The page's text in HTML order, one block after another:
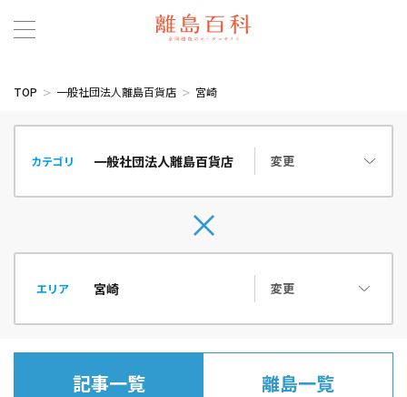
TOP 一般社団法人離島百貨店 宮崎
カテゴリ 変更
エリア 変更
記事一覧 離島一覧